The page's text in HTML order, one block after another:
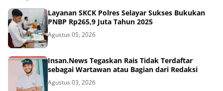
Layanan SKCK Polres Selayar Sukses Bukukan
PNBP Rp265,9 Juta Tahun 2025
Agustus 05, 2026
Insan.News Tegaskan Rais Tidak Terdaftar
sebagai Wartawan atau Bagian dari Redaksi
Agustus 03, 2026